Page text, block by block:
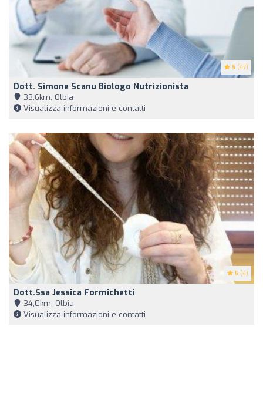
5 (47)
Dott. Simone Scanu Biologo Nutrizionista
33,6km, Olbia
Visualizza informazioni e contatti
5 (4)
Dott.ssa Jessica Formichetti
34,0km, Olbia
Visualizza informazioni e contatti